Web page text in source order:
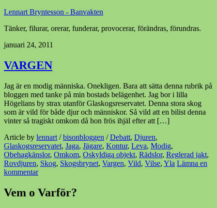
Lennart Bryntesson - Banvakten
Tänker, filurar, orerar, funderar, provocerar, förändras, förundras.
januari 24, 2011
VARGEN
Jag är en modig människa. Onekligen. Bara att sätta denna rubrik på
bloggen med tanke på min bostads belägenhet. Jag bor i lilla
Högelians by strax utanför Glaskogsreservatet. Denna stora skog
som är vild för både djur och människor. Så vild att en bilist denna
vinter så tragiskt omkom då hon frös ihjäl efter att […]
Article by lennart /bisonbloggen /Debatt, Djuren,
Glaskogsreservatet, Jaga, Jägare, Kontur, Leva, Modig,
Obehagkänslor, Omkom, Oskyldiga objekt, Rädslor, Reglerad jakt,
Rovdjuren, Skog, Skogsbrynet, Vargen, Vild, Vilse, Yla Lämna en
kommentar
Vem o Varför?